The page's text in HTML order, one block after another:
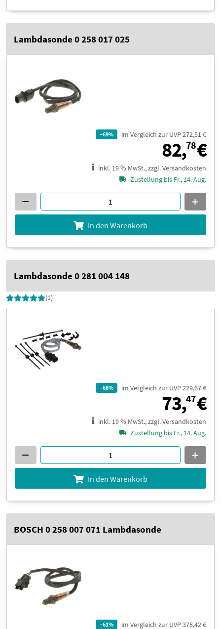
Lambdasonde 0 258 017 025
–69% im Vergleich zur UVP 272,51 €
82,78€
inkl. 19 % MwSt., zzgl. Versandkosten
Zustellung bis Fr., 14. Aug.
In den Warenkorb
Lambdasonde 0 281 004 148
(1)
–68% im Vergleich zur UVP 229,67 €
73,47€
inkl. 19 % MwSt., zzgl. Versandkosten
Zustellung bis Fr., 14. Aug.
In den Warenkorb
BOSCH 0 258 007 071 Lambdasonde
–61% im Vergleich zur UVP 378,42 €